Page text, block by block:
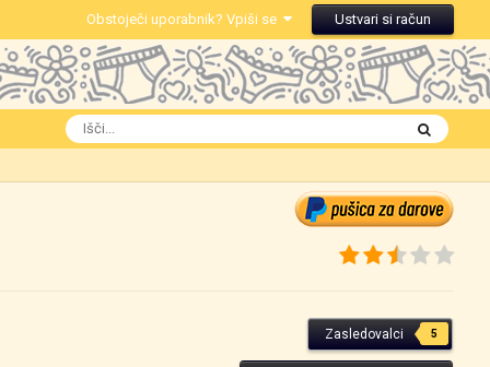
Obstoječi uporabnik? Vpiši se Ustvari si račun
Zasledovalci 5